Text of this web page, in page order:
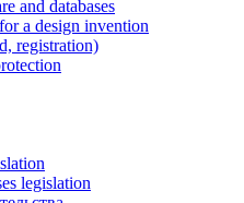
and databases
a design invention
registration)
legislation